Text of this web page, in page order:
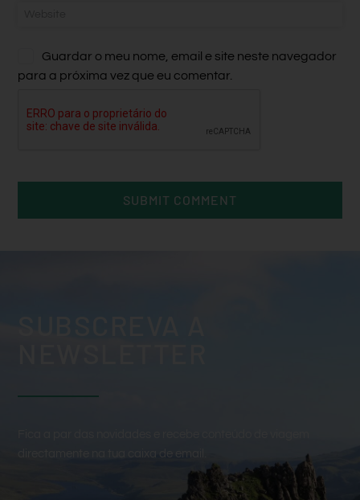
Guardar o meu nome, email e site neste navegador
para a próxima vez que eu comentar.
directamente na tua caixa de email.